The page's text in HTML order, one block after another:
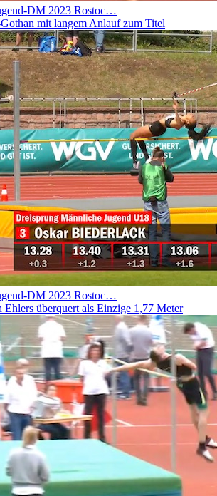
DM 2023 Rostoc…
mit langem Anlauf zum Titel
DM 2023 Rostoc…
Ehlers überquert als Einzige 1,77 Meter